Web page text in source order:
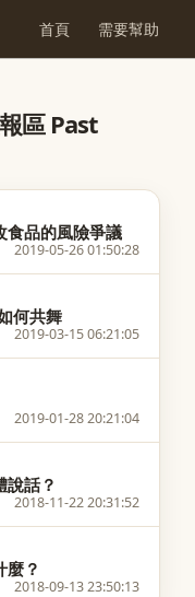
首頁 需要幫助
區 Past
食品的風險爭議
2019-05-26 01:50:28
何共舞
2019-03-15 06:21:05
2019-01-28 20:21:04
說話？
2018-11-22 20:31:52
麼？
2018-09-13 23:50:13